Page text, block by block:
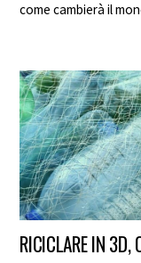
come cambierà il
RICICLARE IN 3D,